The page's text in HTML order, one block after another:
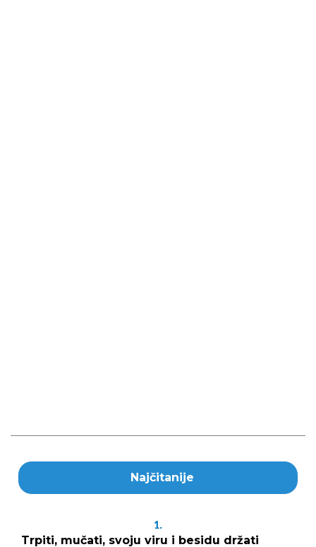
Najčitanije
1.
Trpiti, mučati, svoju viru i besidu držati